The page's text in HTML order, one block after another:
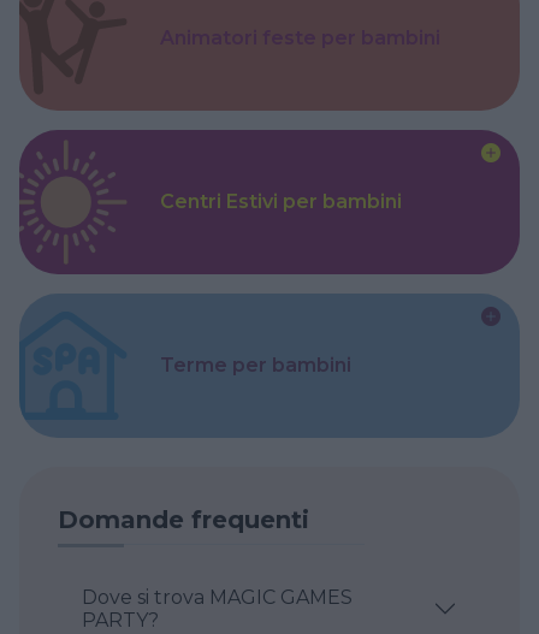
Centri Estivi per bambini
Terme per bambini
Domande frequenti
Dove si trova MAGIC GAMES
PARTY?